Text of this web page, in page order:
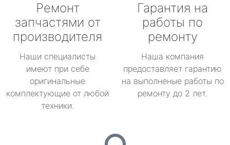
Ремонт
запчастями от
производителя
Наши специалисты
имеют при себе
оригинальные
комплектующие от любой
техники.
Гарантия на
работы по
ремонту
Наша компания
предоставляет гарантию
на выполненые работы по
ремонту до 2 лет.